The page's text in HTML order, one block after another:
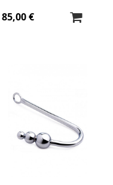
85,00 €